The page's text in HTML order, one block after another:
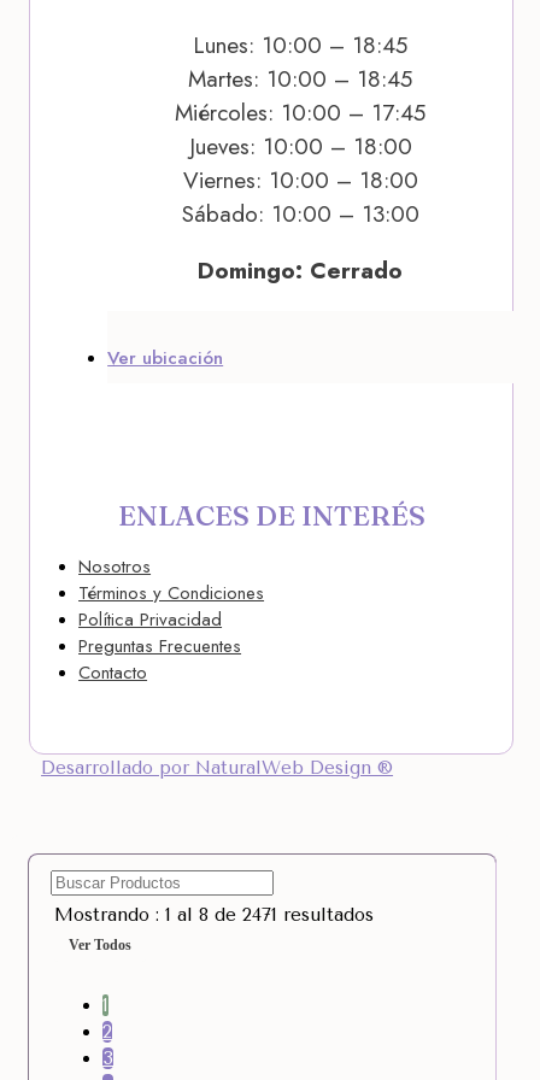
Lunes: 10:00 – 18:45
Martes: 10:00 – 18:45
Miércoles: 10:00 – 17:45
Jueves: 10:00 – 18:00
Viernes: 10:00 – 18:00
Sábado: 10:00 – 13:00
Domingo: Cerrado
Ver ubicación
ENLACES DE INTERÉS
Nosotros
Términos y Condiciones
Política Privacidad
Preguntas Frecuentes
Contacto
Desarrollado por NaturalWeb Design ®
Mostrando : 1 al 8 de 2471 resultados
Ver Todos
1
2
3